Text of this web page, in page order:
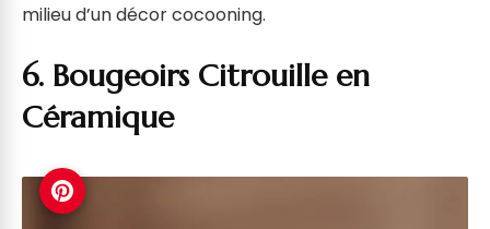
milieu d’un décor cocooning.
6. Bougeoirs Citrouille en
Céramique